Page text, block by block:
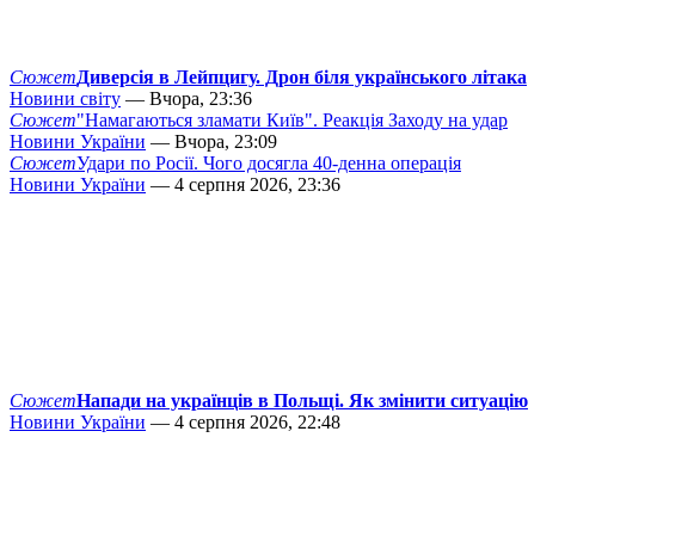
СюжетДиверсія в Лейпцигу. Дрон біля українського літака
Новини світу — Вчора, 23:36
Сюжет"Намагаються зламати Київ". Реакція Заходу на удар
Новини України — Вчора, 23:09
СюжетУдари по Росії. Чого досягла 40-денна операція
Новини України — 4 серпня 2026, 23:36
СюжетНапади на українців в Польщі. Як змінити ситуацію
Новини України — 4 серпня 2026, 22:48